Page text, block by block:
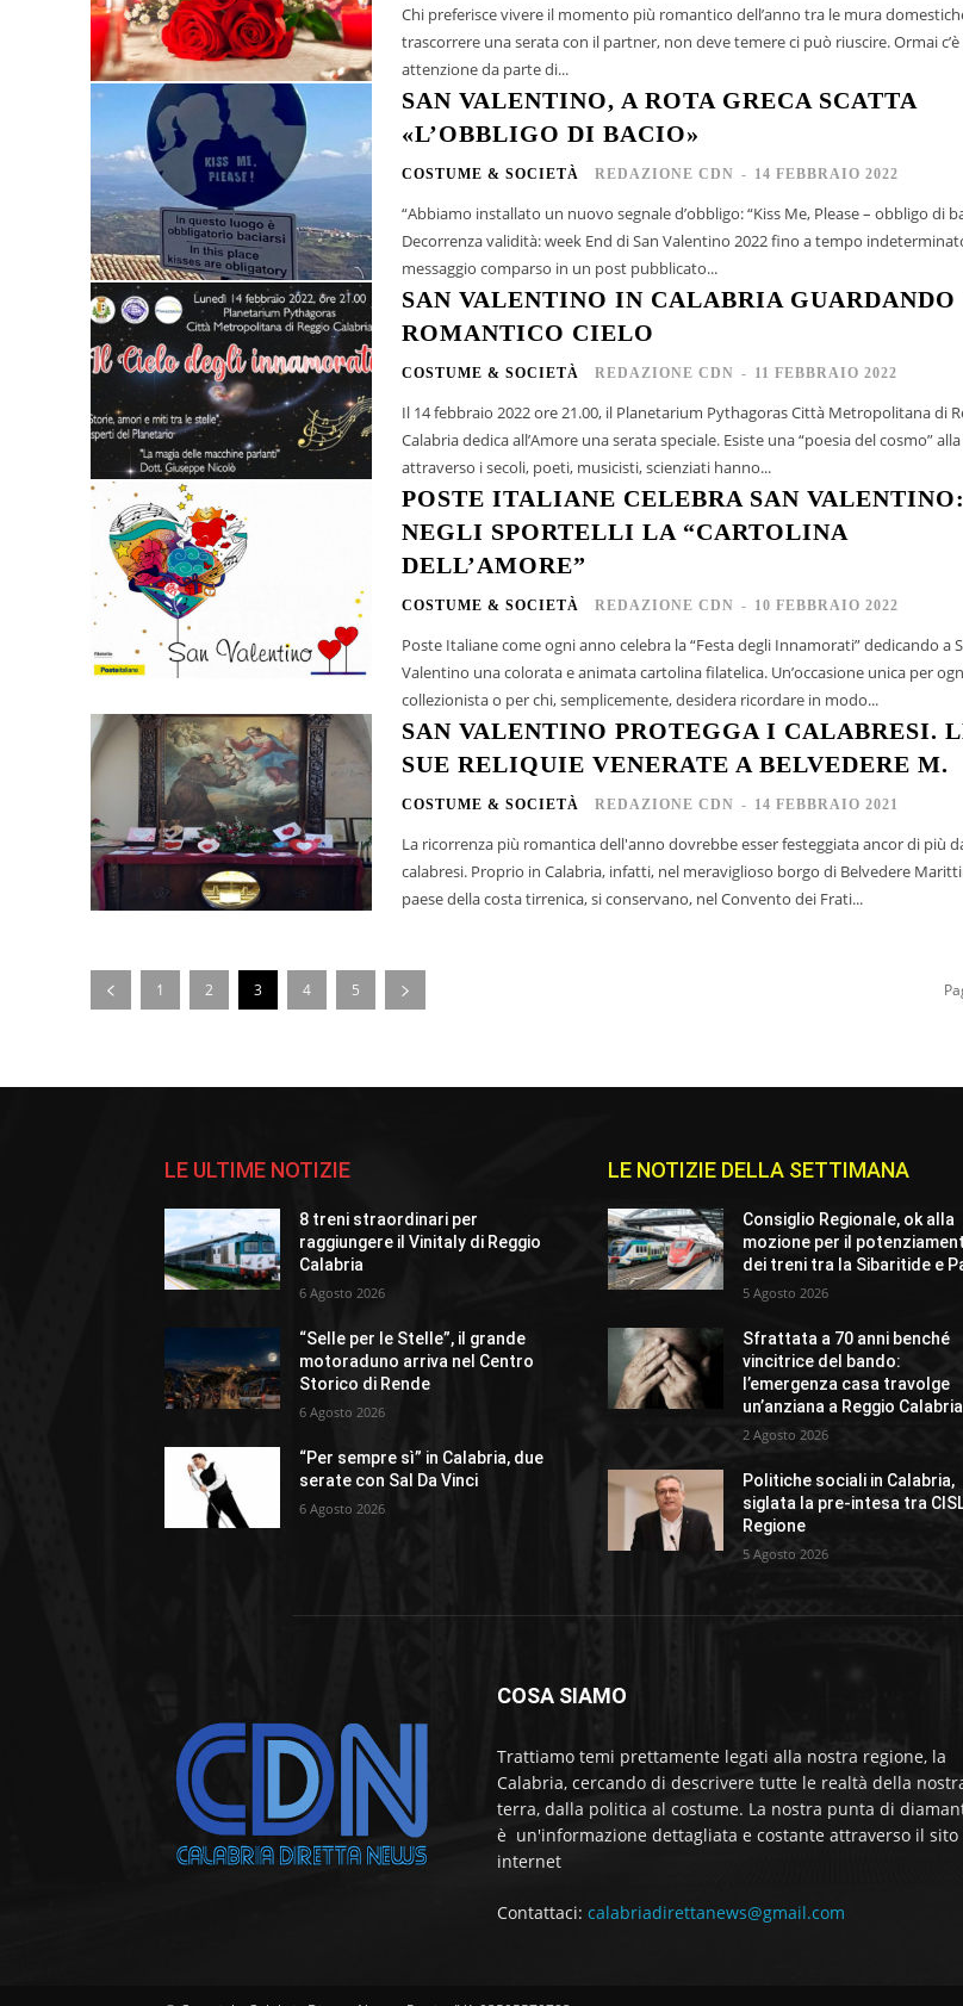
Chi preferisce vivere il momento più romantico dell’anno tra le mura
trascorrere una serata con il partner, non deve temere ci può riuscire. Ormai
attenzione da parte di...
SAN VALENTINO, A ROTA GRECA SCATTA
«L’OBBLIGO DI BACIO»
COSTUME & SOCIETÀ REDAZIONE CDN - 14 FEBBRAIO 2022
“Abbiamo installato un nuovo segnale d’obbligo: “Kiss Me, Please – obbligo di
Decorrenza validità: week End di San Valentino 2022 fino a tempo indeterminato”.
messaggio comparso in un post pubblicato...
SAN VALENTINO IN CALABRIA GUARDANDO
ROMANTICO CIELO
COSTUME & SOCIETÀ REDAZIONE CDN - 11 FEBBRAIO 2022
Il 14 febbraio 2022 ore 21.00, il Planetarium Pythagoras Città Metropolitana di
Calabria dedica all’Amore una serata speciale. Esiste una “poesia del cosmo”
attraverso i secoli, poeti, musicisti, scienziati hanno...
POSTE ITALIANE CELEBRA SAN VALENTINO:
NEGLI SPORTELLI LA “CARTOLINA
DELL’AMORE”
COSTUME & SOCIETÀ REDAZIONE CDN - 10 FEBBRAIO 2022
Poste Italiane come ogni anno celebra la “Festa degli Innamorati” dedicando a
Valentino una colorata e animata cartolina filatelica. Un’occasione unica per ogni
collezionista o per chi, semplicemente, desidera ricordare in modo...
SAN VALENTINO PROTEGGA I CALABRESI.
SUE RELIQUIE VENERATE A BELVEDERE M.
COSTUME & SOCIETÀ REDAZIONE CDN - 14 FEBBRAIO 2021
La ricorrenza più romantica dell'anno dovrebbe esser festeggiata ancor di più
calabresi. Proprio in Calabria, infatti, nel meraviglioso borgo di Belvedere
paese della costa tirrenica, si conservano, nel Convento dei Frati...
1 2 3 4 5
LE ULTIME NOTIZIE
8 treni straordinari per
raggiungere il Vinitaly di Reggio
Calabria
6 Agosto 2026
“Selle per le Stelle”, il grande
motoraduno arriva nel Centro
Storico di Rende
6 Agosto 2026
“Per sempre sì” in Calabria, due
serate con Sal Da Vinci
6 Agosto 2026
LE NOTIZIE DELLA SETTIMANA
Consiglio Regionale, ok alla
mozione per il
dei treni tra la Sibaritide e
5 Agosto 2026
Sfrattata a 70 anni benché
vincitrice del bando:
l’emergenza casa travolge
un’anziana a Reggio Calabria
2 Agosto 2026
Politiche sociali in Calabria,
siglata la pre-intesa tra
Regione
5 Agosto 2026
COSA SIAMO
Trattiamo temi prettamente legati alla nostra regione, la
Calabria, cercando di descrivere tutte le realtà della
terra, dalla politica al costume. La nostra punta di
è un'informazione dettagliata e costante attraverso il sito
internet
Contattaci: calabriadirettanews@gmail.com